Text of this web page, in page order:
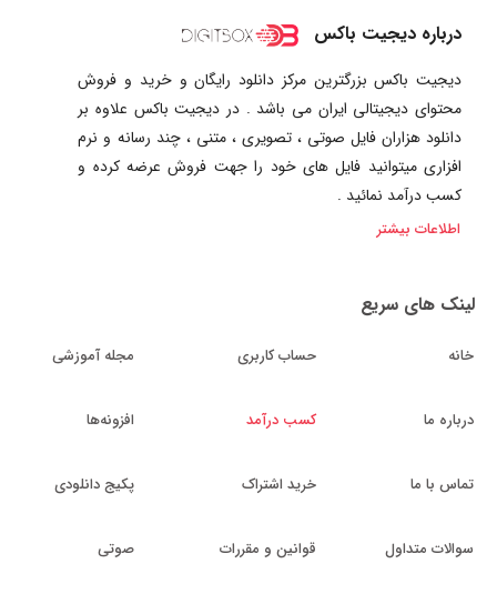
درباره دیجیت باکس
دیجیت باکس بزرگترین مرکز دانلود رایگان و خرید و فروش
محتوای دیجیتالی ایران می باشد . در دیجیت باکس علاوه بر
دانلود هزاران فایل صوتی ، تصویری ، متنی ، چند رسانه و نرم
افزاری میتوانید فایل های خود را جهت فروش عرضه کرده و
کسب درآمد نمائید .
اطلاعات بیشتر
لینک های سریع
خانه
درباره ما
تماس با ما
سوالات متداول
حساب کاربری
کسب درآمد
خرید اشتراک
قوانین و مقررات
مجله آموزشی
افزونه‌ها
پکیج دانلودی
صوتی